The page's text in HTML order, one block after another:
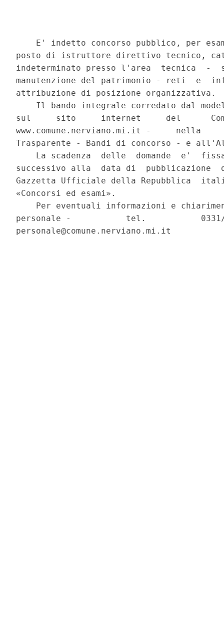
E' indetto concorso pubblico, per
posto di istruttore direttivo tecnico,
indeterminato presso l'area  tecnica
manutenzione del patrimonio - reti  e
attribuzione di posizione organizzativa.
Il bando integrale corredato dal
sul     sito     internet     del
www.comune.nerviano.mi.it -     nella
Trasparente - Bandi di concorso - e
La scadenza  delle  domande  e'
successivo alla  data di  pubblicazione
Gazzetta Ufficiale della Repubblica
«Concorsi ed esami».
Per eventuali informazioni e
personale -           tel.
personale@comune.nerviano.mi.it